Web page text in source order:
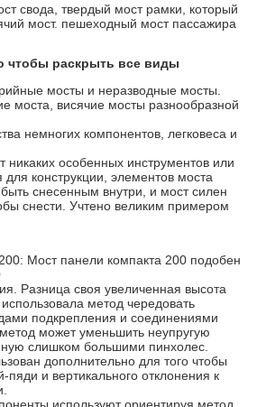
свода, твердый мост рамки, который
мост. пешеходный мост пассажира
чтобы раскрыть все виды
мосты и неразводные мосты.
моста, висячие мосты разнообразной
немногих компонентов, легковеса и
никаких особенных инструментов или
конструкции, элементов моста
снесенным внутри, и мост силен
снести. Учтено великим примером
Мост панели компакта 200 подобен
Разница своя увеличенная высота
метод чередовать
подкрепления и соединениями
может уменьшить неупругую
слишком большими пинхолес.
дополнительно для того чтобы
пяди и вертикального отклонения к